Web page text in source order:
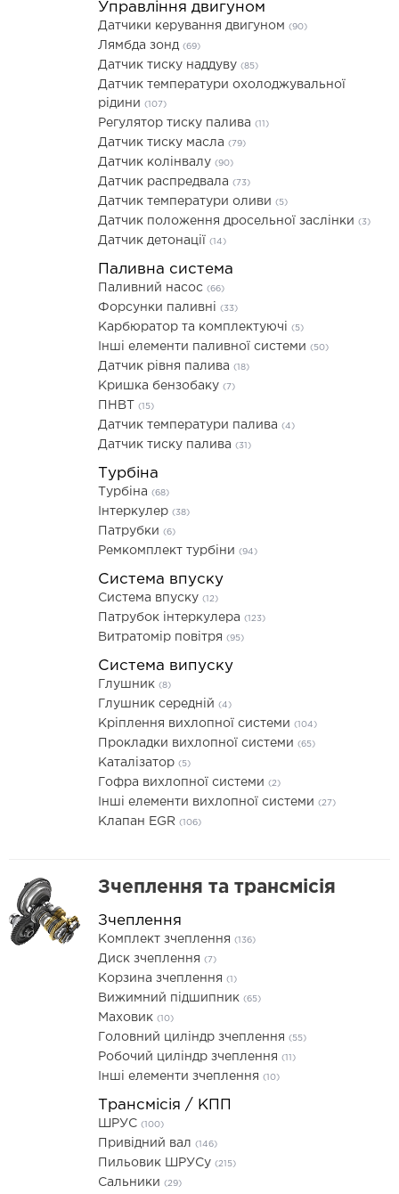
Управління двигуном
Датчики керування двигуном (90)
Лямбда зонд (69)
Датчик тиску наддуву (85)
Датчик температури охолоджувальної
рідини (107)
Регулятор тиску палива (11)
Датчик тиску масла (79)
Датчик колінвалу (90)
Датчик распредвала (73)
Датчик температури оливи (5)
Датчик положення дросельної заслінки (3)
Датчик детонації (14)
Паливна система
Паливний насос (66)
Форсунки паливні (33)
Карбюратор та комплектуючі (5)
Інші елементи паливної системи (50)
Датчик рівня палива (18)
Кришка бензобаку (7)
ПНВТ (15)
Датчик температури палива (4)
Датчик тиску палива (31)
Турбіна
Турбіна (68)
Інтеркулер (38)
Патрубки (6)
Ремкомплект турбіни (94)
Система впуску
Система впуску (12)
Патрубок інтеркулера (123)
Витратомір повітря (95)
Система випуску
Глушник (8)
Глушник середній (4)
Кріплення вихлопної системи (104)
Прокладки вихлопної системи (65)
Каталізатор (5)
Гофра вихлопної системи (2)
Інші елементи вихлопної системи (27)
Клапан EGR (106)
Зчеплення та трансмісія
Зчеплення
Комплект зчеплення (136)
Диск зчеплення (7)
Корзина зчеплення (1)
Вижимний підшипник (65)
Маховик (10)
Головний циліндр зчеплення (55)
Робочий циліндр зчеплення (11)
Інші елементи зчеплення (10)
Трансмісія / КПП
ШРУС (100)
Привідний вал (146)
Пильовик ШРУСу (215)
Сальники (29)